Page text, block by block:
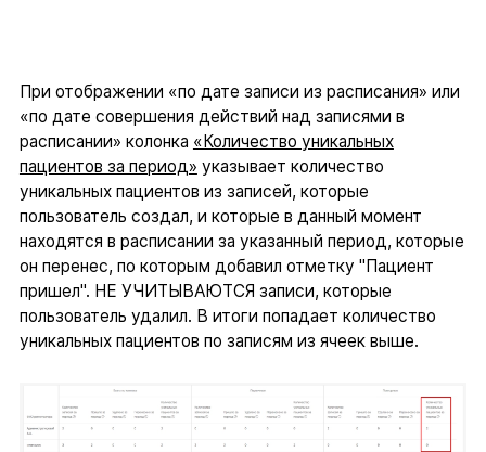
При отображении «по дате записи из расписания» или
«по дате совершения действий над записями в
расписании» колонка «Количество уникальных
пациентов за период» указывает количество
уникальных пациентов из записей, которые
пользователь создал, и которые в данный момент
находятся в расписании за указанный период, которые
он перенес, по которым добавил отметку "Пациент
пришел". НЕ УЧИТЫВАЮТСЯ записи, которые
пользователь удалил. В итоги попадает количество
уникальных пациентов по записям из ячеек выше.